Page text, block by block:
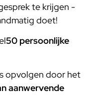
te krijgen -
doet!
50 persoonlijke
opvolgen door het
aanwervende